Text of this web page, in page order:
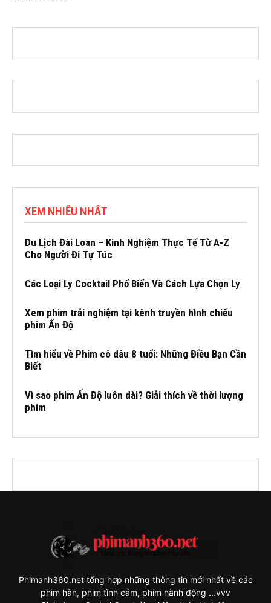
XEM NHIỀU NHẤT
Du Lịch Đài Loan – Kinh Nghiệm Thực Tế Từ A-Z
Cho Người Đi Tự Túc
Các Loại Ly Cocktail Phổ Biến Và Cách Lựa Chọn Ly
Xem phim trải nghiệm tại kênh truyền hình chiếu
phim Ấn Độ
Tìm hiểu về Phim cô dâu 8 tuổi: Những Điều Bạn Cần
Biết
Vì sao phim Ấn Độ luôn dài? Giải thích về thời lượng
phim
Phimanh360.net tổng hợp những thông tin mới nhất về các
phim hàn, phim tình cảm, phim hành động ...vvv